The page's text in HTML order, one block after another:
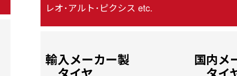
レオ･アルト･ピクシス etc.
輸入メーカー製
国内メ